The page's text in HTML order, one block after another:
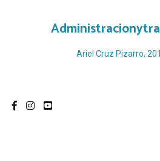
Ariel Cruz Pizarro,